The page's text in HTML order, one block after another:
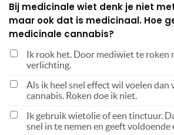
Bij medicinale wiet denk je niet
maar ook dat is medicinaal. Hoe
medicinale cannabis?
Ik rook het. Door mediwiet te
verlichting.
Als ik heel snel effect wil voelen dan
cannabis. Roken doe ik niet.
Ik gebruik wietolie of een tinctuur.
snel in te nemen en geeft voldoende